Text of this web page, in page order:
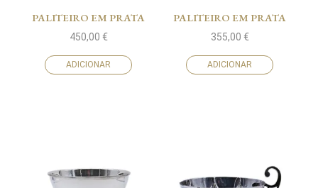
PALITEIRO EM PRATA
450,00 €
ADICIONAR
PALITEIRO EM PRATA
355,00 €
ADICIONAR